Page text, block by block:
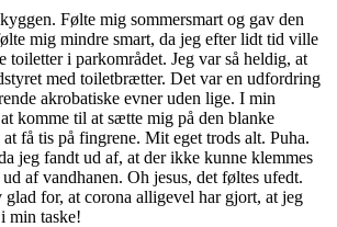
Følte mig sommersmart og gav den
mig mindre smart, da jeg efter lidt tid ville
toiletter i parkområdet. Jeg var så heldig, at
med toiletbrætter. Det var en udfordring
akrobatiske evner uden lige. I min
komme til at sætte mig på den blanke
få tis på fingrene. Mit eget trods alt. Puha.
jeg fandt ud af, at der ikke kunne klemmes
af vandhanen. Oh jesus, det føltes ufedt.
for, at corona alligevel har gjort, at jeg
min taske!